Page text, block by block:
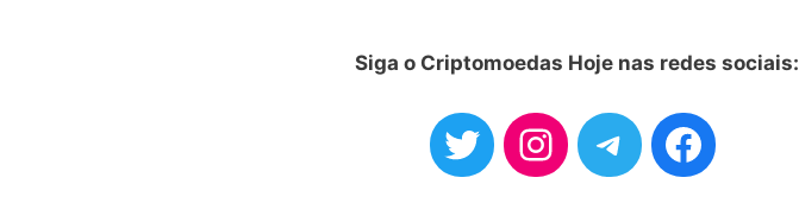
Siga o Criptomoedas Hoje nas redes sociais: